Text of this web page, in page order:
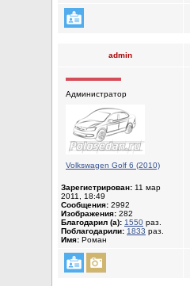
admin
Администратор
Volkswagen Golf 6 (2010)
Зарегистрирован: 11 мар
2011, 18:49
Сообщения: 2992
Изображения: 282
Благодарил (а): 1550 раз.
Поблагодарили: 1833 раз.
Имя: Роман